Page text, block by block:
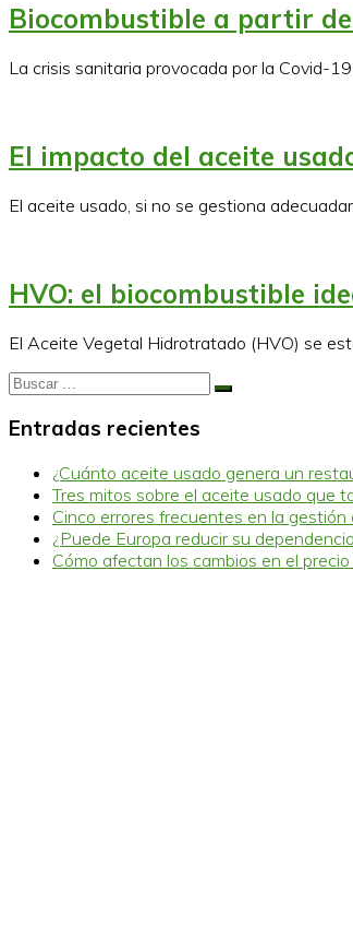
Biocombustible a partir de
La crisis sanitaria provocada por la Covid-
El impacto del aceite
El aceite usado, si no se gestiona
HVO: el biocombustible
El Aceite Vegetal Hidrotratado (HVO) se
Buscar
Buscar
Entradas recientes
¿Cuánto aceite usado genera un
Tres mitos sobre el aceite usado que
Cinco errores frecuentes en la
¿Puede Europa reducir su
Cómo afectan los cambios en el